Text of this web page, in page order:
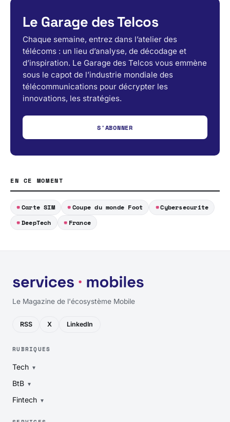
Le Garage des Telcos
Chaque semaine, entrez dans l’atelier des
télécoms : un lieu d’analyse, de décodage et
d’inspiration. Le Garage des Telcos vous emmène
sous le capot de l’industrie mondiale des
télécommunications pour décrypter les
innovations, les stratégies.
S'ABONNER
EN CE MOMENT
Carte SIM Coupe du monde Foot
Cybersecurite
DeepTech
France
Le Magazine de l'écosystème Mobile
RSS X LinkedIn
RUBRIQUES
Tech
BtB
Fintech